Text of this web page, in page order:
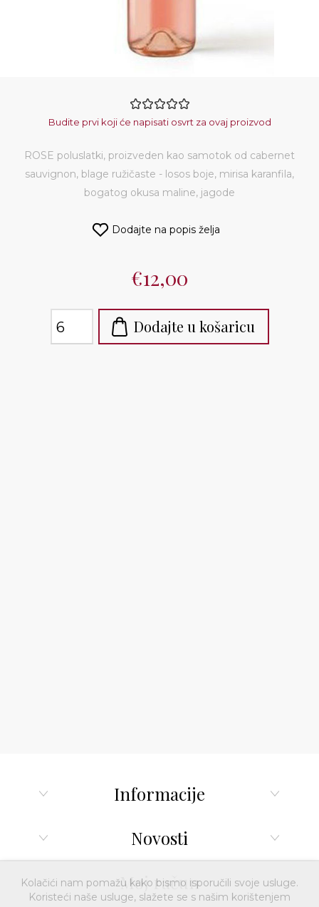
Budite prvi koji će napisati osvrt za ovaj proizvod
ROSE poluslatki, proizveden kao samotok od cabernet
sauvignon, blage ružičaste - losos boje, mirisa karanfila,
bogatog okusa maline, jagode
€12,00
Informacije
Novosti
Moj račun
Kolačići nam pomažu kako bismo isporučili svoje usluge.
Koristeći naše usluge, slažete se s našim korištenjem